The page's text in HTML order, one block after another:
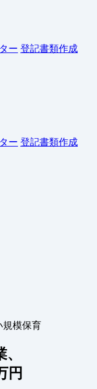
ー 登記書類作成
ー 登記書類作成
規模保育
円